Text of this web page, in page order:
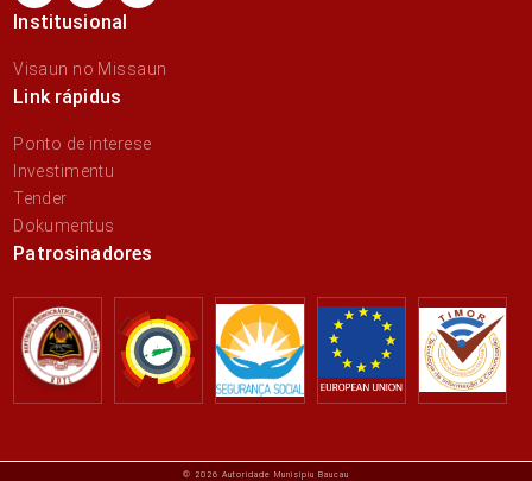
Institusional
Visaun no Missaun
Link rápidus
Ponto de interese
Investimentu
Tender
Dokumentus
Patrosinadores
© 2026 Autoridade Munisípiu Baucau